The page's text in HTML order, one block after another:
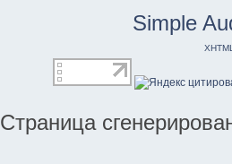
Simple
Страница